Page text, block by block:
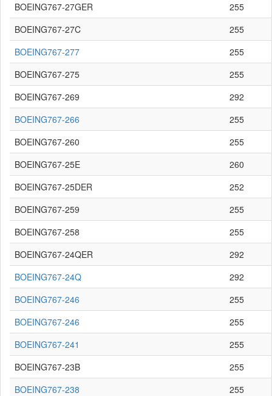
BOEING767-27GER
255
BOEING767-27C
255
BOEING767-277
255
BOEING767-275
255
BOEING767-269
292
BOEING767-266
255
BOEING767-260
255
BOEING767-25E
260
BOEING767-25DER
252
BOEING767-259
255
BOEING767-258
255
BOEING767-24QER
292
BOEING767-24Q
292
BOEING767-246
255
BOEING767-246
255
BOEING767-241
255
BOEING767-23B
255
BOEING767-238
255